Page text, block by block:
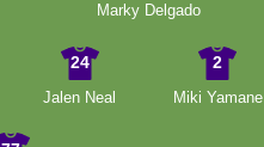
Marky Delgado
24
Jalen Neal
2
Miki Yamane